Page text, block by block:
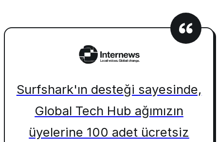
Surfshark'ın desteği sayesinde,
Global Tech Hub ağımızın
üyelerine 100 adet ücretsiz